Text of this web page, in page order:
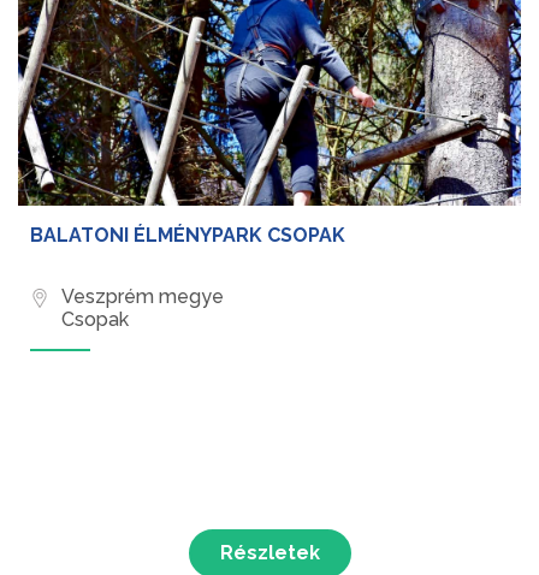
BALATONI ÉLMÉNYPARK CSOPAK
Veszprém megye
Csopak
Részletek